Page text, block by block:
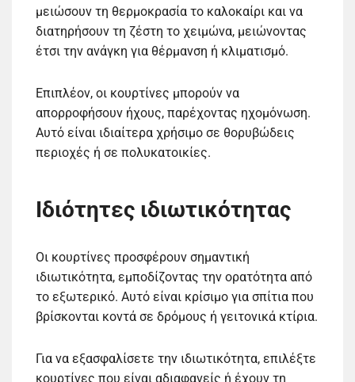
μειώσουν τη θερμοκρασία το καλοκαίρι και να
διατηρήσουν τη ζέστη το χειμώνα, μειώνοντας
έτσι την ανάγκη για θέρμανση ή κλιματισμό.
Επιπλέον, οι κουρτίνες μπορούν να
απορροφήσουν ήχους, παρέχοντας ηχομόνωση.
Αυτό είναι ιδιαίτερα χρήσιμο σε θορυβώδεις
περιοχές ή σε πολυκατοικίες.
Ιδιότητες ιδιωτικότητας
Οι κουρτίνες προσφέρουν σημαντική
ιδιωτικότητα, εμποδίζοντας την ορατότητα από
το εξωτερικό. Αυτό είναι κρίσιμο για σπίτια που
βρίσκονται κοντά σε δρόμους ή γειτονικά κτίρια.
Για να εξασφαλίσετε την ιδιωτικότητα, επιλέξτε
κουρτίνες που είναι αδιαφανείς ή έχουν τη